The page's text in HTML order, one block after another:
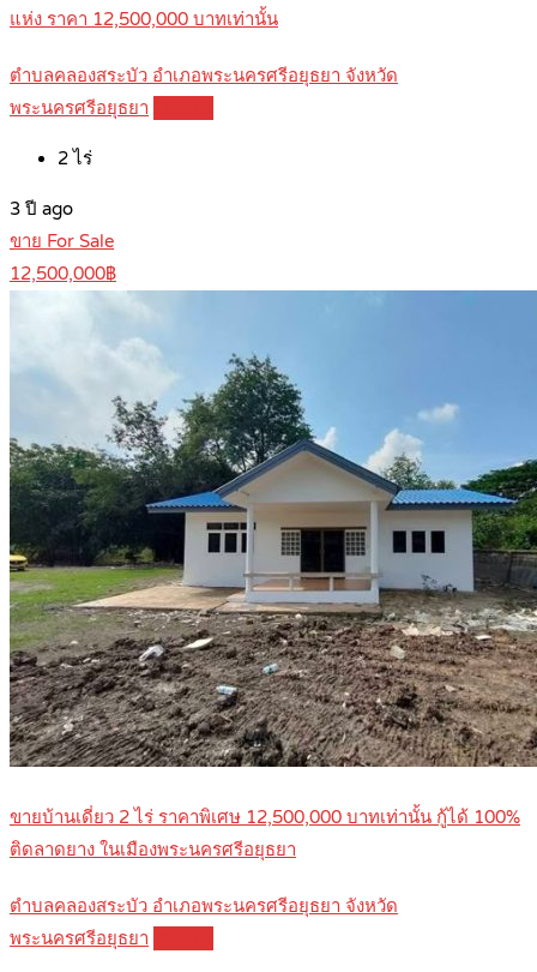
แห่ง ราคา 12,500,000 บาทเท่านั้น
ตำบลคลองสระบัว อำเภอพระนครศรีอยุธยา จังหวัด
พระนครศรีอยุธยา
2ไร่
3 ปี ago
ขาย For Sale
12,500,000฿
ขายบ้านเดี่ยว 2 ไร่ ราคาพิเศษ 12,500,000 บาทเท่านั้น กู้ได้ 100%
ติดลาดยาง ในเมืองพระนครศรีอยุธยา
ตำบลคลองสระบัว อำเภอพระนครศรีอยุธยา จังหวัด
พระนครศรีอยุธยา